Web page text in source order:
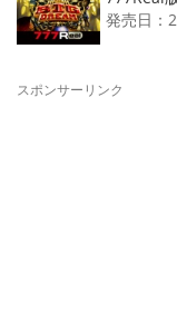
発売日：
スポンサーリンク